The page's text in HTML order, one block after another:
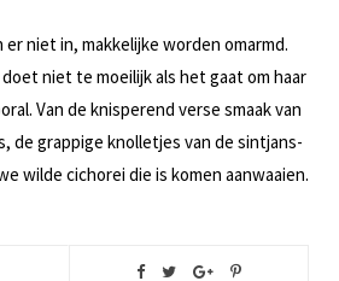
niet in, makkelijke worden omarmd.
niet te moeilijk als het gaat om haar
Van de knisperend verse smaak van
de grappige knolletjes van de sintjans-
wilde cichorei die is komen aanwaaien.